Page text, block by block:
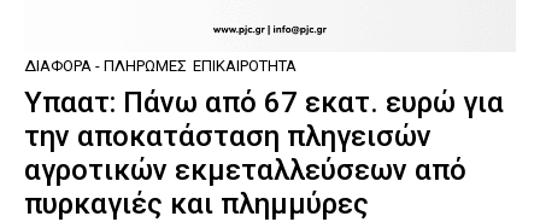
ΔΙΆΦΟΡΑ - ΠΛΗΡΩΜΈΣ ΕΠΙΚΑΙΡΌΤΗΤΑ
Yπαατ: Πάνω από 67 εκατ. ευρώ για
την αποκατάσταση πληγεισών
αγροτικών εκμεταλλεύσεων από
πυρκαγιές και πλημμύρες